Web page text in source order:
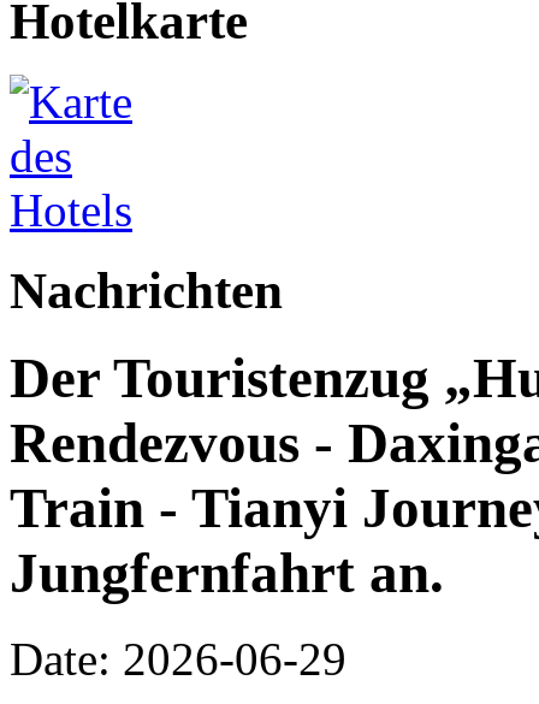
Hotelkarte
Nachrichten
Der Touristenzug
Rendezvous -
Train - Tianyi
Jungfernfahrt an.
Date: 2026-06-29